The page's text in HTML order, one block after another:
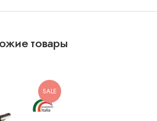
товары
SALE